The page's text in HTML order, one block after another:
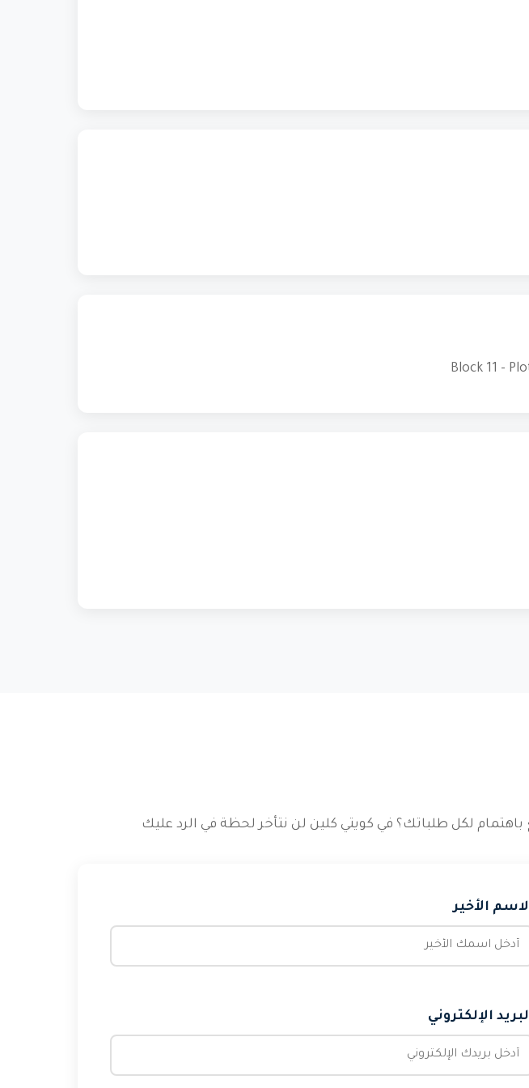
لكل طلباتك؟ في كويتي كلين لن نتأخر لحظة في الرد عليك
الأخير
الإلكتروني